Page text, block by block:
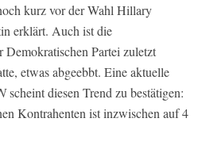
kurz vor der Wahl Hillary
erklärt. Auch ist die
Demokratischen Partei zuletzt
etwas abgeebbt. Eine aktuelle
scheint diesen Trend zu bestätigen:
Kontrahenten ist inzwischen auf 4